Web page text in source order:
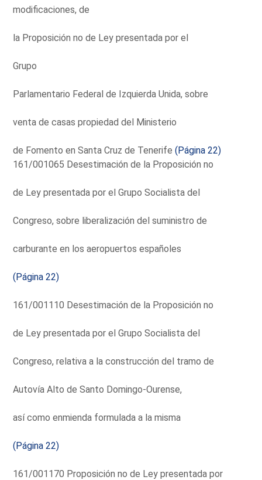
modificaciones, de
la Proposición no de Ley presentada por el
Grupo
Parlamentario Federal de Izquierda Unida, sobre
venta de casas propiedad del Ministerio
de Fomento en Santa Cruz de Tenerife(Página 22)
161/001065 Desestimación de la Proposición no
de Ley presentada por el Grupo Socialista del
Congreso, sobre liberalización del suministro de
carburante en los aeropuertos españoles
(Página 22)
161/001110 Desestimación de la Proposición no
de Ley presentada por el Grupo Socialista del
Congreso, relativa a la construcción del tramo de
Autovía Alto de Santo Domingo-Ourense,
así como enmienda formulada a la misma
(Página 22)
161/001170 Proposición no de Ley presentada por